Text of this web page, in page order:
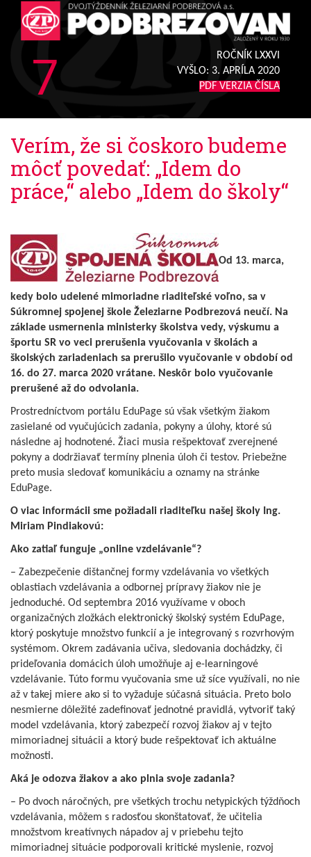
7
ROČNÍK LXXVI
VYŠLO: 3. APRÍLA 2020
PDF VERZIA ČÍSLA
Verím, že si čoskoro budeme
môcť povedať: „Idem do
práce,“ alebo „Idem do školy“
Od 13. marca,
kedy bolo udelené mimoriadne riaditeľské voľno, sa v
Súkromnej spojenej škole Železiarne Podbrezová neučí. Na
základe usmernenia ministerky školstva vedy, výskumu a
športu SR vo veci prerušenia vyučovania v školách a
školských zariadeniach sa prerušilo vyučovanie v období od
16. do 27. marca 2020 vrátane. Neskôr bolo vyučovanie
prerušené až do odvolania.
Prostredníctvom portálu EduPage sú však všetkým žiakom
zasielané od vyučujúcich zadania, pokyny a úlohy, ktoré sú
následne aj hodnotené. Žiaci musia rešpektovať zverejnené
pokyny a dodržiavať termíny plnenia úloh či testov. Priebežne
preto musia sledovať komunikáciu a oznamy na stránke
EduPage.
O viac informácii sme požiadali riaditeľku našej školy Ing.
Miriam Pindiakovú:
Ako zatiaľ funguje „online vzdelávanie“?
– Zabezpečenie dištančnej formy vzdelávania vo všetkých
oblastiach vzdelávania a odbornej prípravy žiakov nie je
jednoduché. Od septembra 2016 využívame v oboch
organizačných zložkách elektronický školský systém EduPage,
ktorý poskytuje množstvo funkcií a je integrovaný s rozvrhovým
systémom. Okrem zadávania učiva, sledovania dochádzky, či
prideľovania domácich úloh umožňuje aj e-learningové
vzdelávanie. Túto formu vyučovania sme už síce využívali, no nie
až v takej miere ako si to vyžaduje súčasná situácia. Preto bolo
nesmierne dôležité zadefinovať jednotné pravidlá, vytvoriť taký
model vzdelávania, ktorý zabezpečí rozvoj žiakov aj v tejto
mimoriadnej situácii a ktorý bude rešpektovať ich aktuálne
možnosti.
Aká je odozva žiakov a ako plnia svoje zadania?
– Po dvoch náročných, pre všetkých trochu netypických týždňoch
vzdelávania, môžem s radosťou skonštatovať, že učitelia
množstvom kreatívnych nápadov aj v priebehu tejto
mimoriadnej situácie podporovali kritické myslenie, rozvoj